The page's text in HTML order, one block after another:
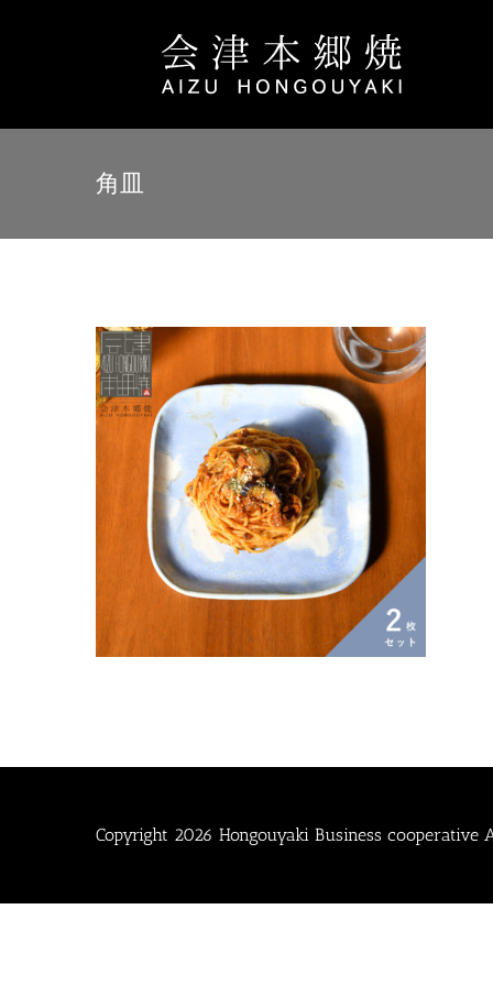
角皿
Copyright 2026 Hongouyaki Business cooperative